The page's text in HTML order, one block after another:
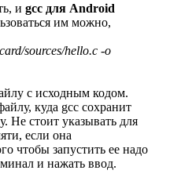
и gcc для Android
им можно,
sources/hello.c -o
с исходным кодом.
куда gcc сохранит
Не стоит указывать для
если она
чтобы запустить ее надо
и нажать ввод.